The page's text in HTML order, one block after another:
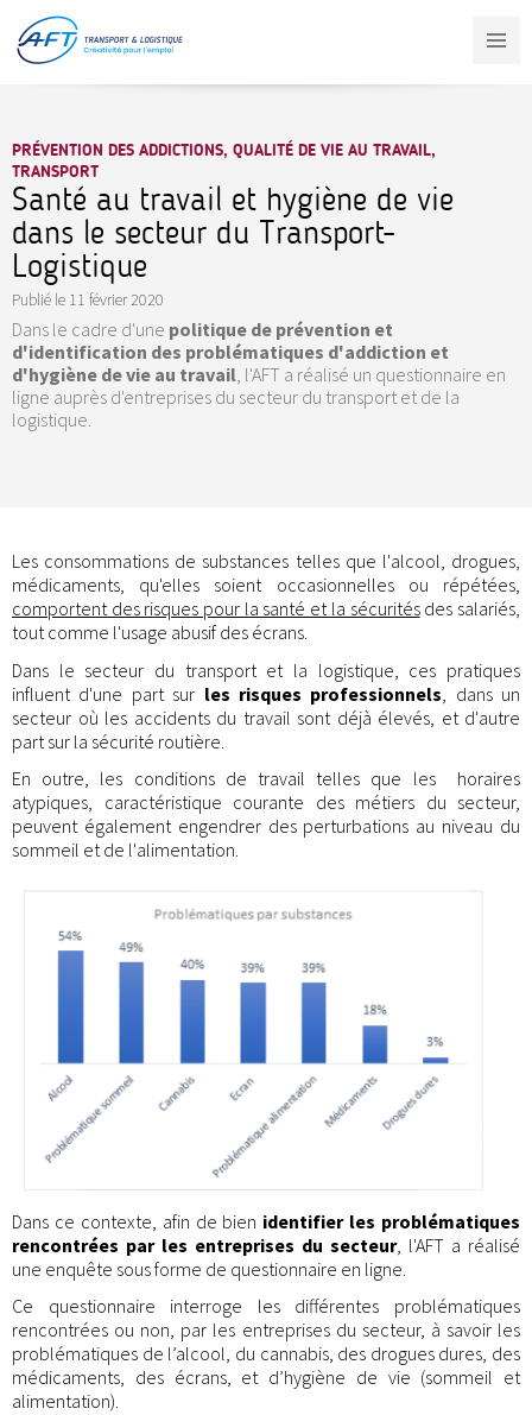
contenu
principal
PRÉVENTION DES ADDICTIONS, QUALITÉ DE VIE AU TRAVAIL,
TRANSPORT
Santé au travail et hygiène de vie
dans le secteur du Transport-
Logistique
Publié le 11 février 2020
Dans le cadre d'une politique de prévention et
d'identification des problématiques d'addiction et
d'hygiène de vie au travail, l'AFT a réalisé un questionnaire en
ligne auprès d'entreprises du secteur du transport et de la
logistique.
Les consommations de substances telles que l'alcool, drogues,
médicaments, qu'elles soient occasionnelles ou répétées,
comportent des risques pour la santé et la sécuritésdes salariés,
tout comme l'usage abusif des écrans.
Dans le secteur du transport et la logistique, ces pratiques
influent d'une part sur les risques professionnels , dans un
secteur où les accidents du travail sont déjà élevés, et d'autre
part sur la sécurité routière.
En outre, les conditions de travail telles que les horaires
atypiques, caractéristique courante des métiers du secteur,
peuvent également engendrer des perturbations au niveau du
sommeil et de l'alimentation.
Dans ce contexte, afin de bien identifier les problématiques
rencontrées par les entreprises du secteur, l'AFT a réalisé
une enquête sous forme de questionnaire en ligne.
Ce questionnaire interroge les différentes problématiques
rencontrées ou non, par les entreprises du secteur, à savoir les
problématiques de l’alcool, du cannabis, des drogues dures, des
médicaments, des écrans, et d’hygiène de vie (sommeil et
alimentation).